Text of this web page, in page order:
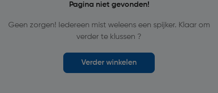
Pagina niet gevonden!
Geen zorgen! Iedereen mist weleens een spijker. Klaar om
verder te klussen ?
Verder winkelen